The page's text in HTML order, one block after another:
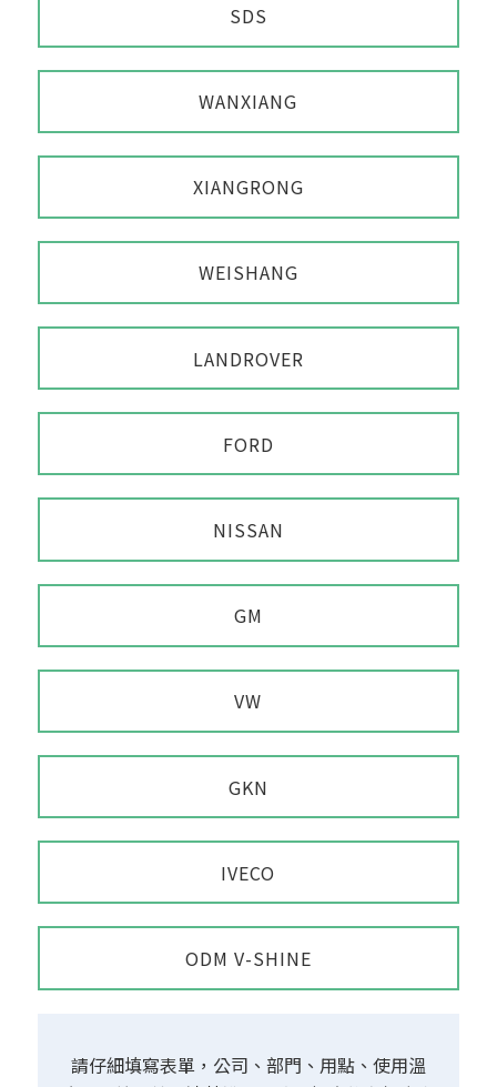
SDS
WANXIANG
XIANGRONG
WEISHANG
LANDROVER
FORD
NISSAN
GM
VW
GKN
IVECO
ODM V-SHINE
請仔細填寫表單，公司、部門、用點、使用溫